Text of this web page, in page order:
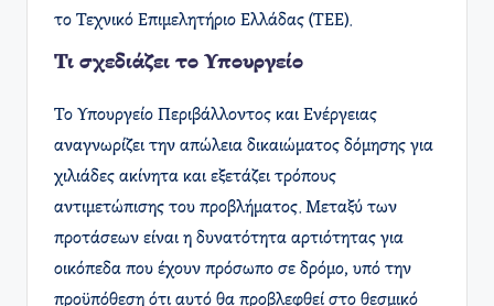
το Τεχνικό Επιμελητήριο Ελλάδας (ΤΕΕ). ​
Τι σχεδιάζει το Υπουργείο
Το Υπουργείο Περιβάλλοντος και Ενέργειας
αναγνωρίζει την απώλεια δικαιώματος δόμησης για
χιλιάδες ακίνητα και εξετάζει τρόπους
αντιμετώπισης του προβλήματος. Μεταξύ των
προτάσεων είναι η δυνατότητα αρτιότητας για
οικόπεδα που έχουν πρόσωπο σε δρόμο, υπό την
προϋπόθεση ότι αυτό θα προβλεφθεί στο θεσμικό